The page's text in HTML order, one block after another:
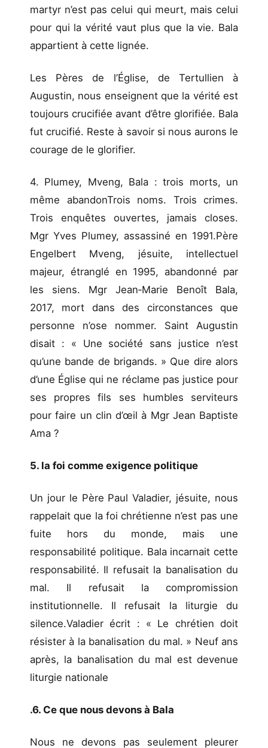
martyr n’est pas celui qui meurt, mais celui
pour qui la vérité vaut plus que la vie. Bala
appartient à cette lignée.
Les Pères de l’Église, de Tertullien à
Augustin, nous enseignent que la vérité est
toujours crucifiée avant d’être glorifiée. Bala
fut crucifié. Reste à savoir si nous aurons le
courage de le glorifier.
4. Plumey, Mveng, Bala : trois morts, un
même abandonTrois noms. Trois crimes.
Trois enquêtes ouvertes, jamais closes.
Mgr Yves Plumey, assassiné en 1991.Père
Engelbert Mveng, jésuite, intellectuel
majeur, étranglé en 1995, abandonné par
les siens. Mgr Jean‑Marie Benoît Bala,
2017, mort dans des circonstances que
personne n’ose nommer. Saint Augustin
disait : « Une société sans justice n’est
qu’une bande de brigands. » Que dire alors
d’une Église qui ne réclame pas justice pour
ses propres fils ses humbles serviteurs
pour faire un clin d’œil à Mgr Jean Baptiste
Ama ?
5. la foi comme exigence politique
Un jour le Père Paul Valadier, jésuite, nous
rappelait que la foi chrétienne n’est pas une
fuite hors du monde, mais une
responsabilité politique. Bala incarnait cette
responsabilité. Il refusait la banalisation du
mal. Il refusait la compromission
institutionnelle. Il refusait la liturgie du
silence.Valadier écrit : « Le chrétien doit
résister à la banalisation du mal. » Neuf ans
après, la banalisation du mal est devenue
liturgie nationale
.6. Ce que nous devons à Bala
Nous ne devons pas seulement pleurer